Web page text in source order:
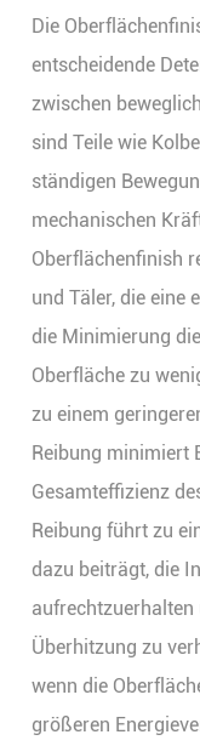
Die
entscheidende
zwischen
sind Teile wie
ständigen
mechanischen
Oberflächenfinish
und Täler, die eine
die Minimierung
Oberfläche zu
zu einem
Reibung minimiert
Gesamteffizienz
Reibung führt zu
dazu beiträgt, die
Überhitzung zu
wenn die
größeren